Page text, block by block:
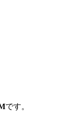
です。